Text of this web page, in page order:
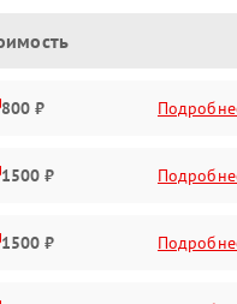
800 ₽
1500 ₽
1500 ₽